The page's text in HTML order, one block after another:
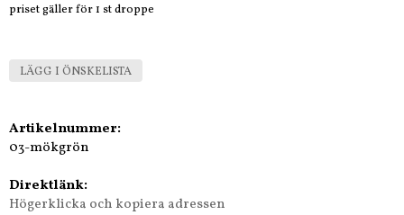
priset gäller för 1 st droppe
LÄGG I ÖNSKELISTA
Artikelnummer:
03-mökgrön
Direktlänk:
Högerklicka och kopiera adressen